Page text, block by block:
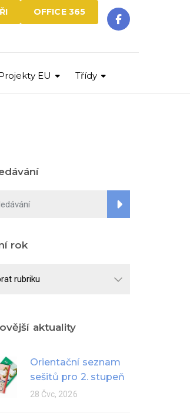
OFFICE 365
EU Třídy
rok
aktuality
Orientační seznam
sešitů pro 2. stupeň
28 Čvc, 2026